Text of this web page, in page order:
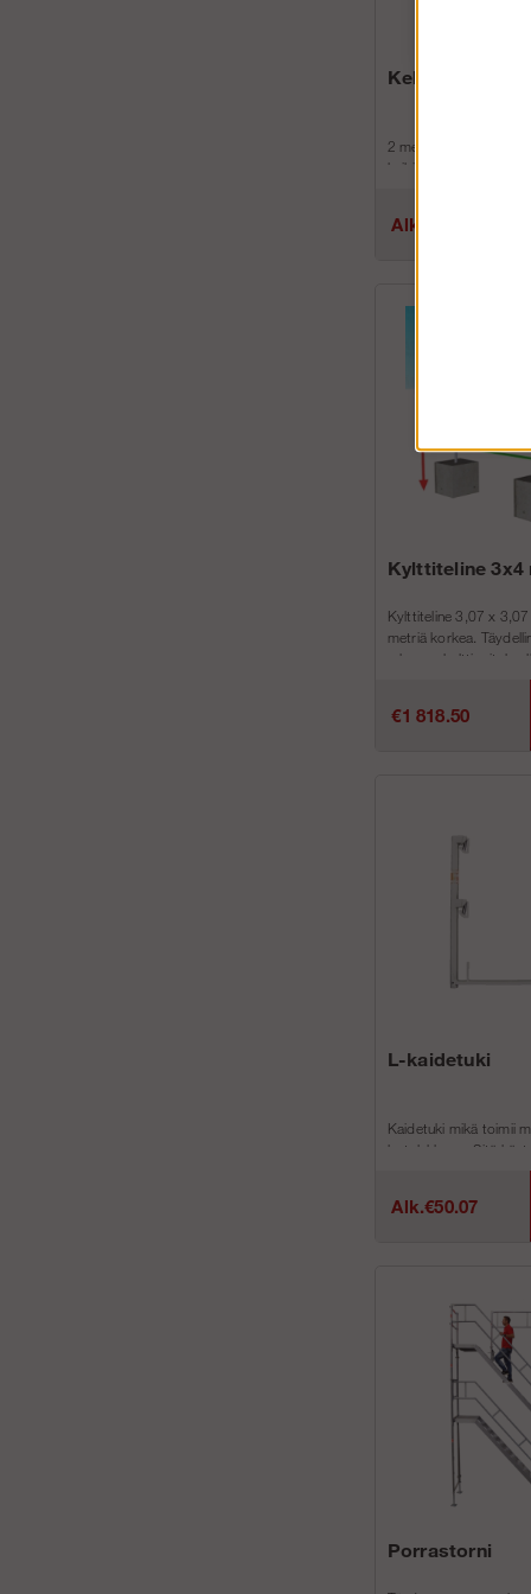
Kehys PLUS
2 metrin kehyksiä
kaikissa
Alk.€75.17
Kylttiteline 3x4
Kylttiteline 3,07 x
metriä korkea.
rakennuskyltti
laitoksellesi.
€1 818.50
L-kaidetuki
Kaidetuki mikä toimii
lautalukkona. Sitä
pääasiassa
Alk.€50.07
Porrastorni